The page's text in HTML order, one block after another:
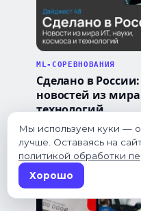
ML-СОРЕВНОВАНИЯ
Сделано в
новостей из
технологий
17.07.26
Мы используем куки —
лучше. Оставаясь на
политикой обработки
Хорошо